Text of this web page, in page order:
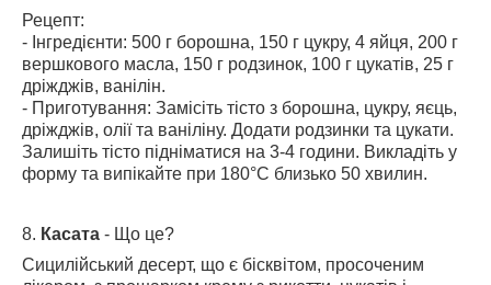
Рецепт:
- Інгредієнти: 500 г борошна, 150 г цукру, 4 яйця, 200 г
вершкового масла, 150 г родзинок, 100 г цукатів, 25 г
дріжджів, ванілін.
- Приготування: Замісіть тісто з борошна, цукру, яєць,
дріжджів, олії та ваніліну. Додати родзинки та цукати.
Залишіть тісто підніматися на 3-4 години. Викладіть у
форму та випікайте при 180°C близько 50 хвилин.
8. Касата - Що це?
Сицилійський десерт, що є бісквітом, просоченим